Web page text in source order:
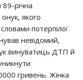
89-річна
якого
потерпілої
невідомий,
винуватиць ДТП й
гривень. Жінка